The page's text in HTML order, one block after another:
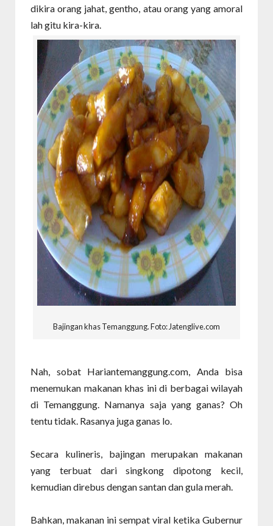
dikira orang jahat, gentho, atau orang yang amoral
lah gitu kira-kira.
Bajingan khas Temanggung. Foto: Jatenglive.com
Nah, sobat Hariantemanggung.com, Anda bisa
menemukan makanan khas ini di berbagai wilayah
di Temanggung. Namanya saja yang ganas? Oh
tentu tidak. Rasanya juga ganas lo.
Secara kulineris, bajingan merupakan makanan
yang terbuat dari singkong dipotong kecil,
kemudian direbus dengan santan dan gula merah.
Bahkan, makanan ini sempat viral ketika Gubernur